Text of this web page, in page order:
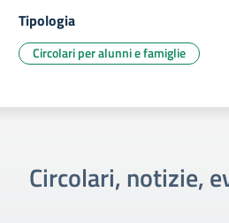
Tipologia
Circolari per alunni e famiglie
Circolari, notizie,